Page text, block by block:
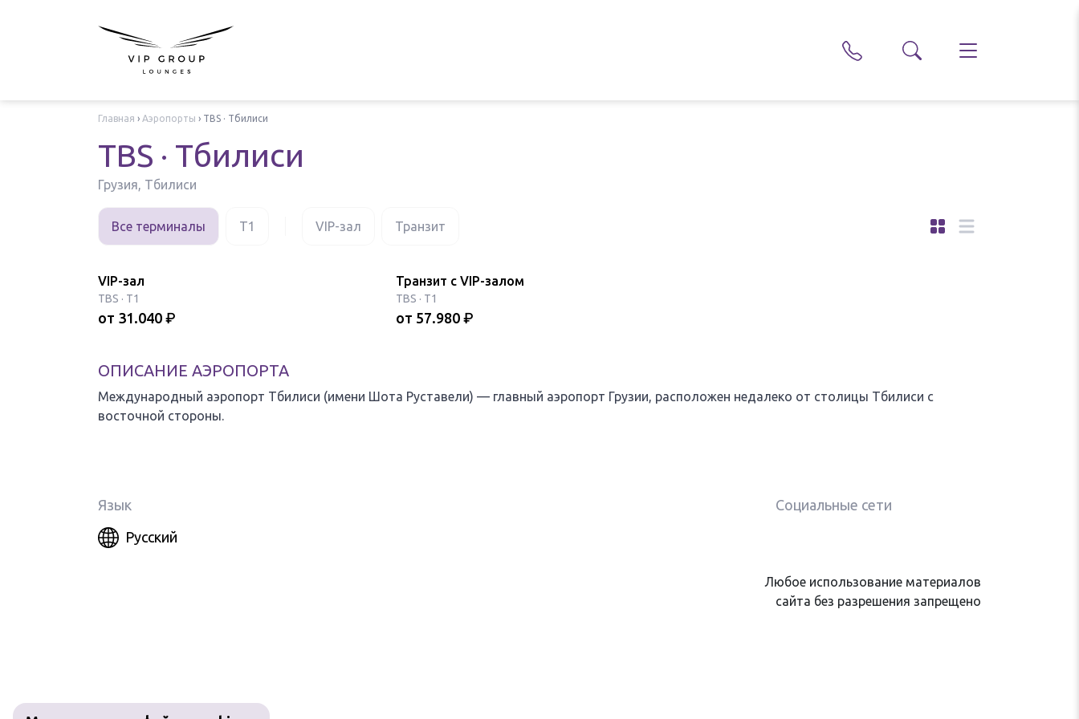
Главная › Аэропорты › TBS · Тбилиси
TBS · Тбилиси
Грузия, Тбилиси
Все терминалы T1 VIP-зал Транзит
VIP-зал
TBS · T1
от 31.040 ₽
Транзит с VIP-залом
TBS · T1
от 57.980 ₽
ОПИСАНИЕ АЭРОПОРТА
Международный аэропорт Тбилиси (имени Шота Руставели) — главный аэропорт Грузии, расположен недалеко от столицы Тбилиси с
восточной стороны.
Язык
Русский
Социальные сети
Любое использование материалов
сайта без разрешения запрещено